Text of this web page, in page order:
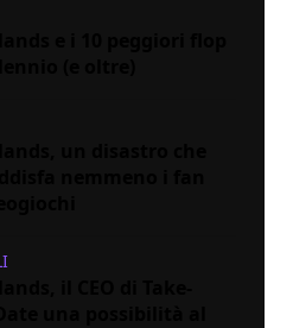
e i 10 peggiori flop
(e oltre)
un disastro che
nemmeno i fan
il CEO di Take-
una possibilità al